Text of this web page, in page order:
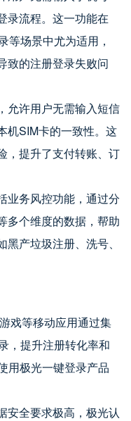
录流程。这一功能在
等场景中尤为适用，
致的注册登录失败问
允许用户无需输入短信
机SIM卡的一致性。这
，提升了支付转账、订
业务风控功能，通过分
多个维度的数据，帮助
产垃圾注册、洗号、
戏等移动应用通过集
，提升注册转化率和
用极光一键登录产品
安全要求极高，极光认